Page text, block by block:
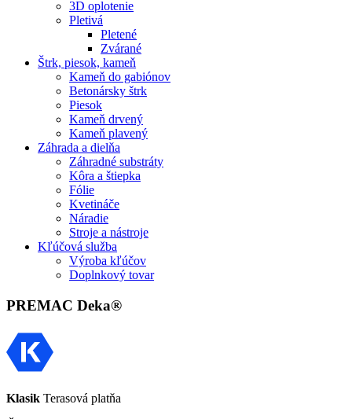
3D oplotenie
Pletivá
Pletené
Zvárané
Štrk, piesok, kameň
Kameň do gabiónov
Betonársky štrk
Piesok
Kameň drvený
Kameň plavený
Záhrada a dielňa
Záhradné substráty
Kôra a štiepka
Fólie
Kvetináče
Náradie
Stroje a nástroje
Kľúčová služba
Výroba kľúčov
Doplnkový tovar
PREMAC Deka®
Klasik Terasová platňa